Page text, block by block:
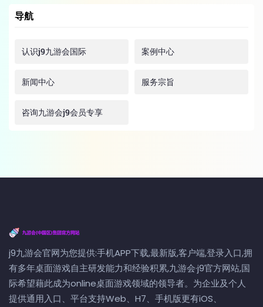
导航
认识j9九游会国际 案例中心
新闻中心 服务宗旨
咨询九游会j9会员专享
j9九游会官网为您提供:手机APP下载,最新版,客户端,登录入口,拥
有多年桌面游戏自主研发能力和经验积累,九游会·j9官方网站,国
际希望藉此成为online桌面游戏领域的领导者。为企业及个人
提供通用入口、平台支持Web、H7、手机版更有iOS、